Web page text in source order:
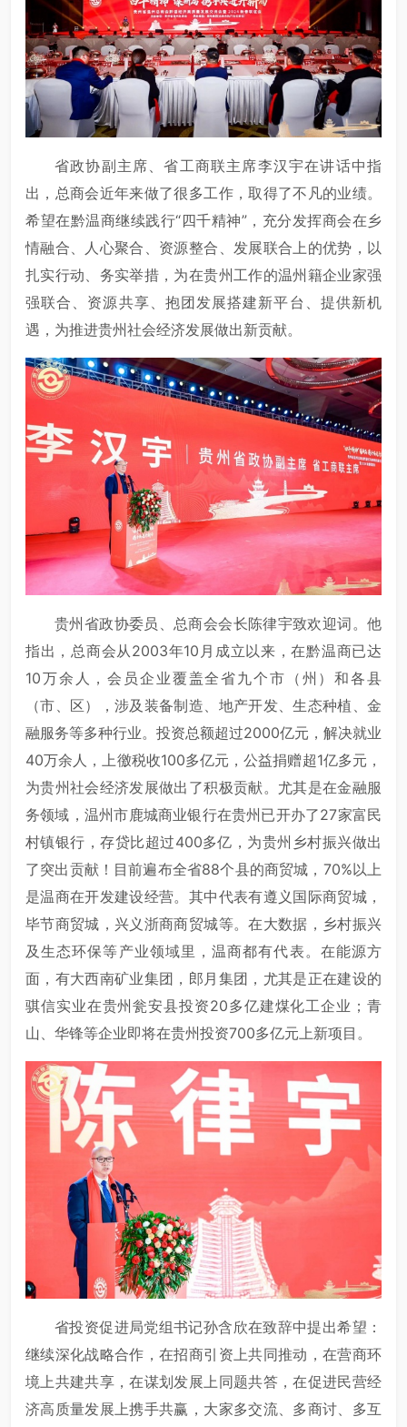
省政协副主席、省工商联主席李汉宇在讲话中指
出，总商会近年来做了很多工作，取得了不凡的业绩。
希望在黔温商继续践行“四千精神”，充分发挥商会在乡
情融合、人心聚合、资源整合、发展联合上的优势，以
扎实行动、务实举措，为在贵州工作的温州籍企业家强
强联合、资源共享、抱团发展搭建新平台、提供新机
遇，为推进贵州社会经济发展做出新贡献。
贵州省政协委员、总商会会长陈律宇致欢迎词。他
指出，总商会从2003年10月成立以来，在黔温商已达
10万余人，会员企业覆盖全省九个市（州）和各县
（市、区），涉及装备制造、地产开发、生态种植、金
融服务等多种行业。投资总额超过2000亿元，解决就业
40万余人，上徼税收100多亿元，公益捐赠超1亿多元，
为贵州社会经济发展做出了积极贡献。尤其是在金融服
务领域，温州市鹿城商业银行在贵州已开办了27家富民
村镇银行，存贷比超过400多亿，为贵州乡村振兴做出
了突出贡献！目前遍布全省88个县的商贸城，70%以上
是温商在开发建设经营。其中代表有遵义国际商贸城，
毕节商贸城，兴义浙商商贸城等。在大数据，乡村振兴
及生态环保等产业领域里，温商都有代表。在能源方
面，有大西南矿业集团，郎月集团，尤其是正在建设的
骐信实业在贵州瓮安县投资20多亿建煤化工企业；青
山、华锋等企业即将在贵州投资700多亿元上新项目。
省投资促进局党组书记孙含欣在致辞中提出希望：
继续深化战略合作，在招商引资上共同推动，在营商环
境上共建共享，在谋划发展上同题共答，在促进民营经
济高质量发展上携手共赢，大家多交流、多商讨、多互